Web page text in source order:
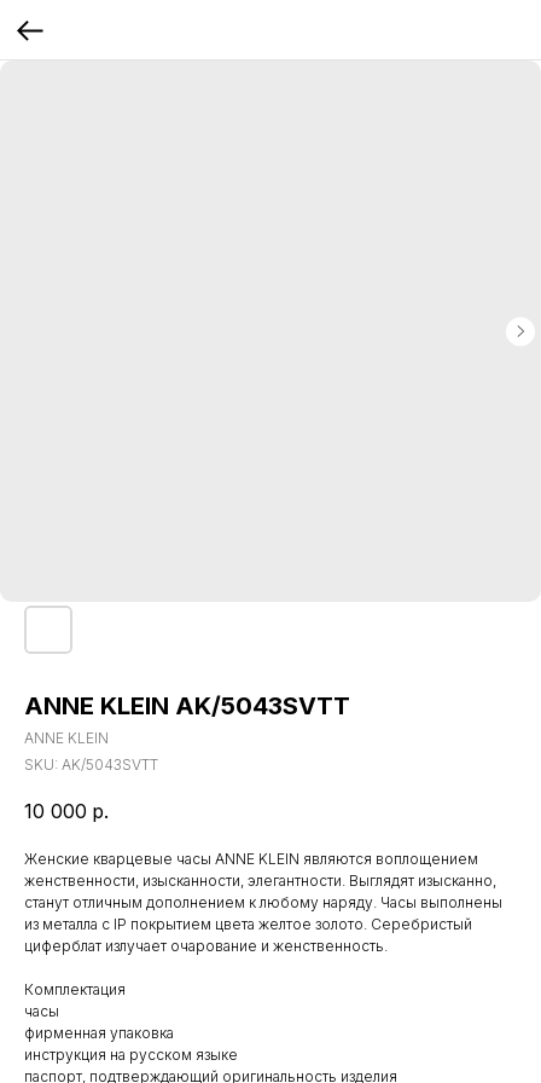
ANNE KLEIN AK/5043SVTT
ANNE KLEIN
SKU: AK/5043SVTT
10 000 р.
Женские кварцевые часы ANNE KLEIN являются воплощением
женственности, изысканности, элегантности. Выглядят изысканно,
станут отличным дополнением к любому наряду. Часы выполнены
из металла с IP покрытием цвета желтое золото. Серебристый
циферблат излучает очарование и женственность.
Комплектация
часы
фирменная упаковка
инструкция на русском языке
паспорт, подтверждающий оригинальность изделия